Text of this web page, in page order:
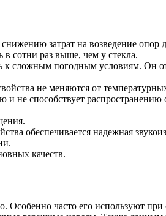
затрат на возведение опор
в сотни раз выше, чем у стекла.
к сложным погодным условиям. Он
не меняются от
не способствует
обеспечивается надежная
качеств.
Особенно часто его используют